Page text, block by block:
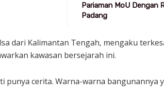
Pariaman MoU Dengan
Padang
dari Kalimantan Tengah, mengaku
kawasan bersejarah ini.
punya cerita. Warna-warna bangunannya